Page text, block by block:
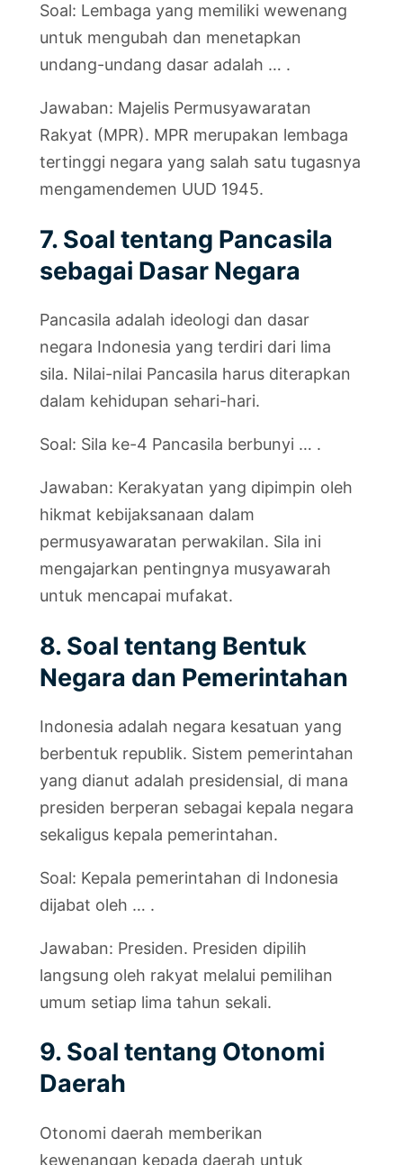
Soal: Lembaga yang memiliki wewenang
untuk mengubah dan menetapkan
undang-undang dasar adalah … .
Jawaban: Majelis Permusyawaratan
Rakyat (MPR). MPR merupakan lembaga
tertinggi negara yang salah satu tugasnya
mengamendemen UUD 1945.
7. Soal tentang Pancasila
sebagai Dasar Negara
Pancasila adalah ideologi dan dasar
negara Indonesia yang terdiri dari lima
sila. Nilai-nilai Pancasila harus diterapkan
dalam kehidupan sehari-hari.
Soal: Sila ke-4 Pancasila berbunyi … .
Jawaban: Kerakyatan yang dipimpin oleh
hikmat kebijaksanaan dalam
permusyawaratan perwakilan. Sila ini
mengajarkan pentingnya musyawarah
untuk mencapai mufakat.
8. Soal tentang Bentuk
Negara dan Pemerintahan
Indonesia adalah negara kesatuan yang
berbentuk republik. Sistem pemerintahan
yang dianut adalah presidensial, di mana
presiden berperan sebagai kepala negara
sekaligus kepala pemerintahan.
Soal: Kepala pemerintahan di Indonesia
dijabat oleh … .
Jawaban: Presiden. Presiden dipilih
langsung oleh rakyat melalui pemilihan
umum setiap lima tahun sekali.
9. Soal tentang Otonomi
Daerah
Otonomi daerah memberikan
kewenangan kepada daerah untuk